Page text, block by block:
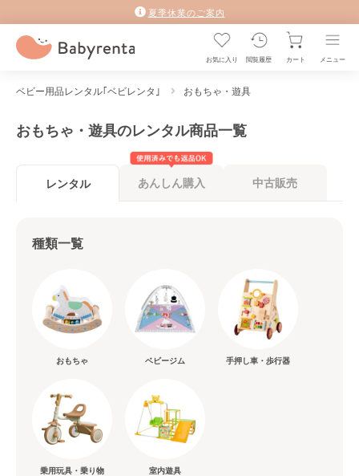
夏季休業のご案内
お気に入り 閲覧履歴 カート メニュー
ベビー用品レンタル｢ベビレンタ｣ おもちゃ・遊具
おもちゃ・遊具のレンタル商品一覧
レンタル あんしん購入 中古販売
種類一覧
おもちゃ ベビージム 手押し車・歩行器
乗用玩具・乗り物 室内遊具